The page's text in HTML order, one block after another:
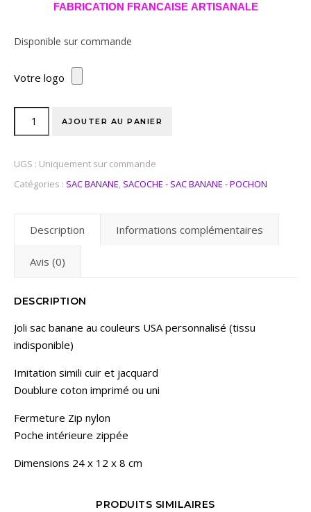
FABRICATION FRANCAISE ARTISANALE
Disponible sur commande
Votre logo
AJOUTER AU PANIER
UGS : Uniquement sur commande
Catégories : SAC BANANE, SACOCHE - SAC BANANE - POCHON
Description Informations complémentaires
Avis (0)
DESCRIPTION
Joli sac banane au couleurs USA personnalisé (tissu
indisponible)
Imitation simili cuir et jacquard
Doublure coton imprimé ou uni
Fermeture Zip nylon
Poche intérieure zippée
Dimensions 24 x 12 x 8 cm
PRODUITS SIMILAIRES